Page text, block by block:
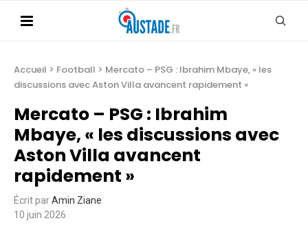
Accueil > Football > Mercato – PSG : Ibrahim Mbaye, « les
discussions avec Aston Villa avancent rapidement »
Mercato – PSG : Ibrahim
Mbaye, « les discussions avec
Aston Villa avancent
rapidement »
Écrit parAmin Ziane
10 juin 2026